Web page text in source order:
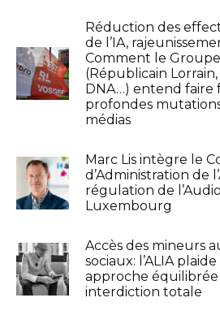
Réduction des
de l’IA,
Comment le
(Républicain Lorrain,
DNA…) entend faire
profondes
médias
Marc Lis intègre le
d’Administration de
régulation de
Luxembourg
Accès des mineurs
sociaux: l’ALIA
approche
interdiction totale